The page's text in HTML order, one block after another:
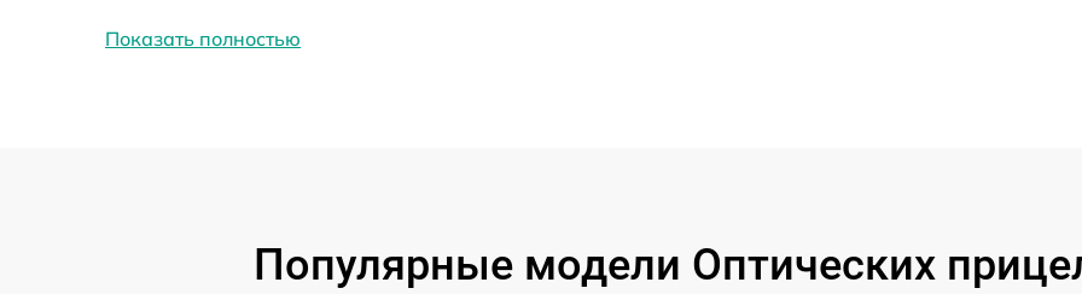
Замена корпуса
Показать полностью
Популярные модели Оптических